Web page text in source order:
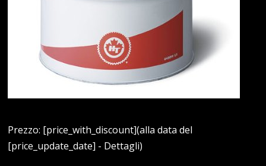
Prezzo: [price_with_discount](alla data del
[price_update_date] - Dettagli)